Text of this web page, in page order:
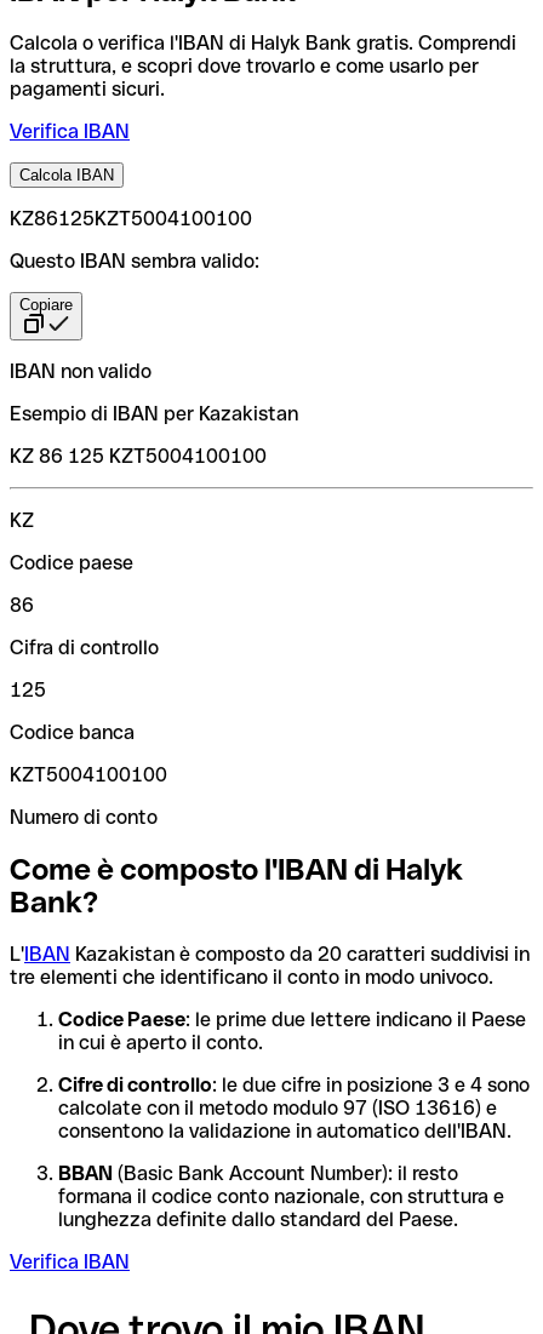
Calcola o verifica l'IBAN di Halyk Bank gratis. Comprendi
la struttura, e scopri dove trovarlo e come usarlo per
pagamenti sicuri.
Verifica IBAN
Calcola IBAN
KZ86125KZT5004100100
Questo IBAN sembra valido:
Copiare
IBAN non valido
Esempio di IBAN per Kazakistan
KZ 86 125 KZT5004100100
KZ
Codice paese
86
Cifra di controllo
125
Codice banca
KZT5004100100
Numero di conto
Come è composto l'IBAN di Halyk
Bank?
L'IBAN Kazakistan è composto da 20 caratteri suddivisi in
tre elementi che identificano il conto in modo univoco.
Codice Paese: le prime due lettere indicano il Paese
in cui è aperto il conto.
Cifre di controllo: le due cifre in posizione 3 e 4 sono
calcolate con il metodo modulo 97 (ISO 13616) e
consentono la validazione in automatico dell'IBAN.
BBAN (Basic Bank Account Number): il resto
formana il codice conto nazionale, con struttura e
lunghezza definite dallo standard del Paese.
Verifica IBAN